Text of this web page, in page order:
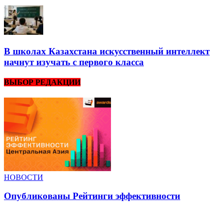
В школах Казахстана искусственный интеллект
начнут изучать с первого класса
ВЫБОР РЕДАКЦИИ
НОВОСТИ
Опубликованы Рейтинги эффективности